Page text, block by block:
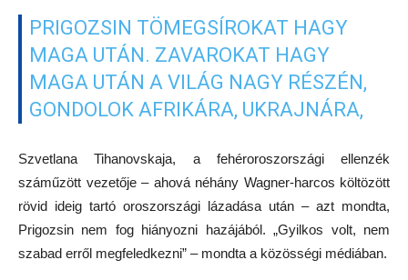
PRIGOZSIN TÖMEGSÍROKAT HAGY
MAGA UTÁN. ZAVAROKAT HAGY
MAGA UTÁN A VILÁG NAGY RÉSZÉN,
GONDOLOK AFRIKÁRA, UKRAJNÁRA,
Szvetlana Tihanovskaja, a fehéroroszországi ellenzék
száműzött vezetője – ahová néhány Wagner-harcos költözött
rövid ideig tartó oroszországi lázadása után – azt mondta,
Prigozsin nem fog hiányozni hazájából. „Gyilkos volt, nem
szabad erről megfeledkezni” – mondta a közösségi médiában.